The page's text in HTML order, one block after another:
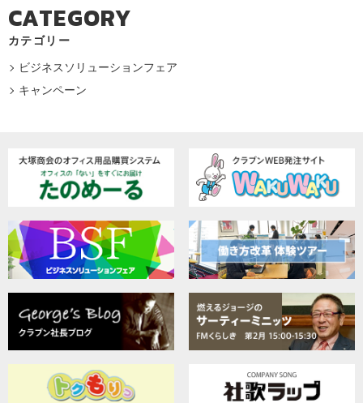
CATEGORY
カテゴリー
ビジネスソリューションフェア
キャンペーン